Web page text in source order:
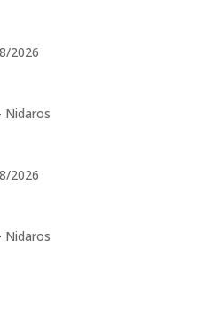
2026
Nidaros
2026
Nidaros